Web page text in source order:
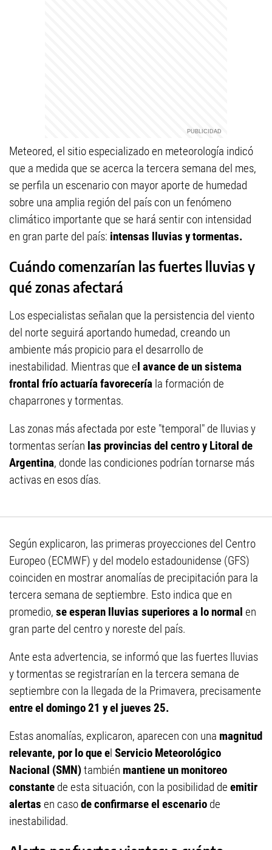
Meteored, el sitio especializado en meteorología indicó
que a medida que se acerca la tercera semana del mes,
se perfila un escenario con mayor aporte de humedad
sobre una amplia región del país con un fenómeno
climático importante que se hará sentir con intensidad
en gran parte del país: intensas lluvias y tormentas.
Cuándo comenzarían las fuertes lluvias y
qué zonas afectará
Los especialistas señalan que la persistencia del viento
del norte seguirá aportando humedad, creando un
ambiente más propicio para el desarrollo de
inestabilidad. Mientras que el avance de un sistema
frontal frío actuaría favorecería la formación de
chaparrones y tormentas.
Las zonas más afectada por este "temporal" de lluvias y
tormentas serían las provincias del centro y Litoral de
Argentina, donde las condiciones podrían tornarse más
activas en esos días.
Según explicaron, las primeras proyecciones del Centro
Europeo (ECMWF) y del modelo estadounidense (GFS)
coinciden en mostrar anomalías de precipitación para la
tercera semana de septiembre. Esto indica que en
promedio, se esperan lluvias superiores a lo normal en
gran parte del centro y noreste del país.
Ante esta advertencia, se informó que las fuertes lluvias
y tormentas se registrarían en la tercera semana de
septiembre con la llegada de la Primavera, precisamente
entre el domingo 21 y el jueves 25.
Estas anomalías, explicaron, aparecen con una magnitud
relevante, por lo que el Servicio Meteorológico
Nacional (SMN)también mantiene un monitoreo
constante de esta situación, con la posibilidad de emitir
alertas en casode confirmarseel escenario de
inestabilidad.